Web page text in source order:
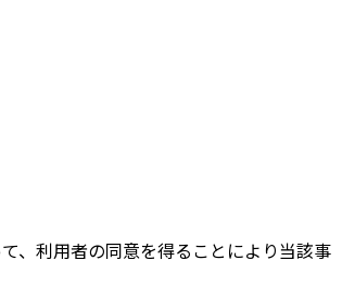
、利用者の同意を得ることにより当該事